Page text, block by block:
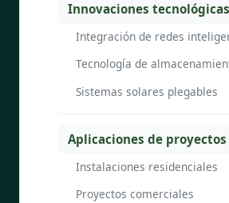
Innovaciones tecnológicas
Integración de redes
Tecnología de
Sistemas solares plegables
Aplicaciones de proyectos
Instalaciones residenciales
Proyectos comerciales